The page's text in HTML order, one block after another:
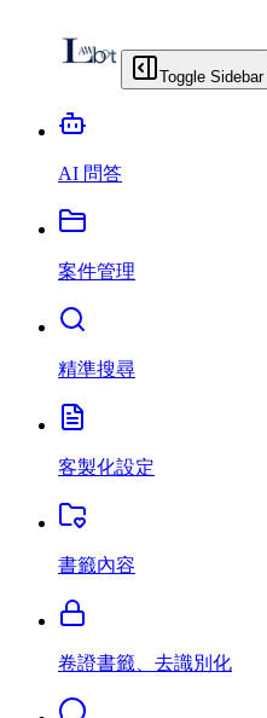
Toggle Sidebar
AI 問答
案件管理
精準搜尋
客製化設定
書籤內容
卷證書籤、去識別化